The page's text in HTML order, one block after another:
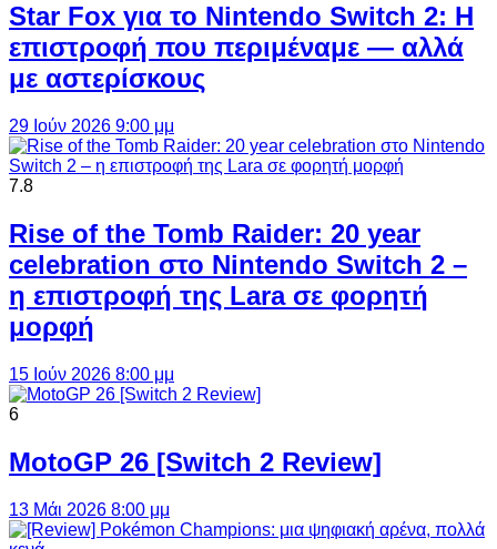
Star Fox για το Nintendo Switch 2: Η
επιστροφή που περιμέναμε — αλλά
με αστερίσκους
29 Ιούν 2026 9:00 μμ
7.8
Rise of the Tomb Raider: 20 year
celebration στο Nintendo Switch 2 –
η επιστροφή της Lara σε φορητή
μορφή
15 Ιούν 2026 8:00 μμ
6
MotoGP 26 [Switch 2 Review]
13 Μάι 2026 8:00 μμ